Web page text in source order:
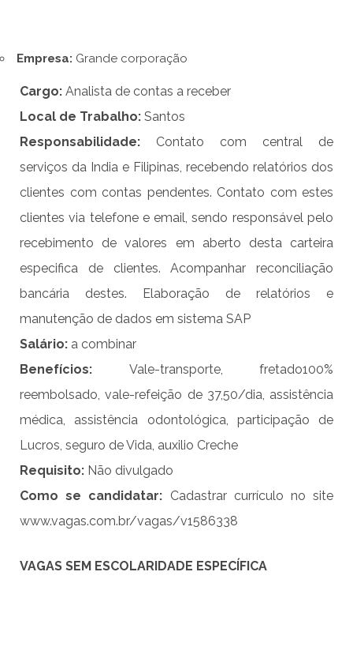
Empresa: Grande corporação
Cargo: Analista de contas a receber
Local de Trabalho: Santos
Responsabilidade: Contato com central de
serviços da India e Filipinas, recebendo relatórios dos
clientes com contas pendentes. Contato com estes
clientes via telefone e email, sendo responsável pelo
recebimento de valores em aberto desta carteira
especifica de clientes. Acompanhar reconciliação
bancária destes. Elaboração de relatórios e
manutenção de dados em sistema SAP
Salário: a combinar
Benefícios: Vale-transporte, fretado100%
reembolsado, vale-refeição de 37,50/dia, assistência
médica, assistência odontológica, participação de
Lucros, seguro de Vida, auxilio Creche
Requisito: Não divulgado
Como se candidatar: Cadastrar currículo no site
www.vagas.com.br/vagas/v1586338
VAGAS SEM ESCOLARIDADE ESPECÍFICA